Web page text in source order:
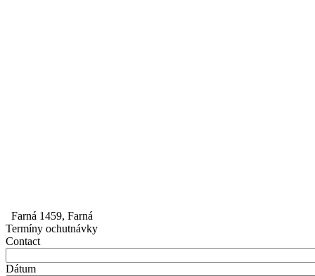
Farná 1459, Farná
Termíny ochutnávky
Contact
Dátum